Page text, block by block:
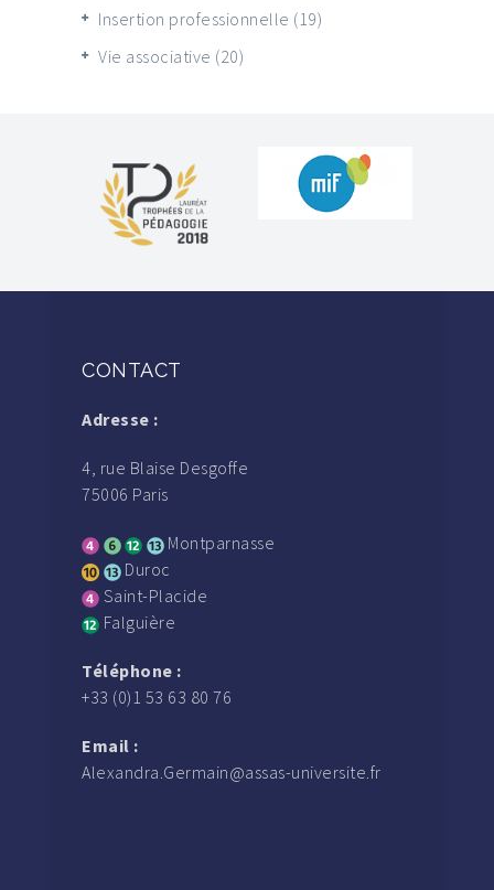
Insertion professionnelle (19)
Vie associative (20)
CONTACT
Adresse :
4, rue Blaise Desgoffe
75006 Paris
Montparnasse
Duroc
Saint-Placide
Falguière
Téléphone :
+33 (0)1 53 63 80 76
Email :
Alexandra.Germain@assas-universite.fr